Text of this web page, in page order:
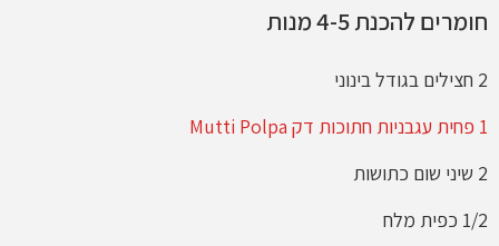
חומרים להכנת מנות
2 חצילים בגודל בינוני
1 פחית עגבניות חתוכות דק
2 שיני שום כתושות
1/2 כפית מלח